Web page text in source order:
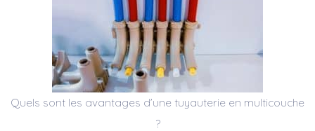
Quels sont les avantages d’une tuyauterie en multicouche
?